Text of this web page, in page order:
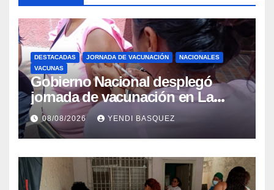
DESTACADAS JORNADA DE VACUNACIÓN
NACIONALES
VACUNAS
Gobierno Nacional desplegó
jornada de vacunación en La
Guaira para garantizar protección
epidemiológica
08/08/2026 YENDI BASQUEZ